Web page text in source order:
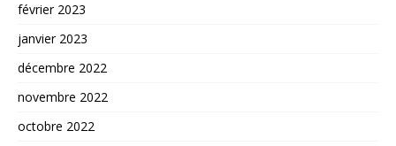
février 2023
janvier 2023
décembre 2022
novembre 2022
octobre 2022